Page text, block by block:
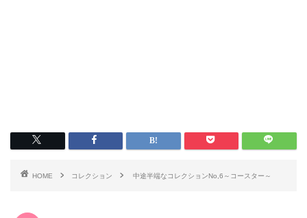
HOME コレクション 中途半端なコレクションNo,6～コースター～